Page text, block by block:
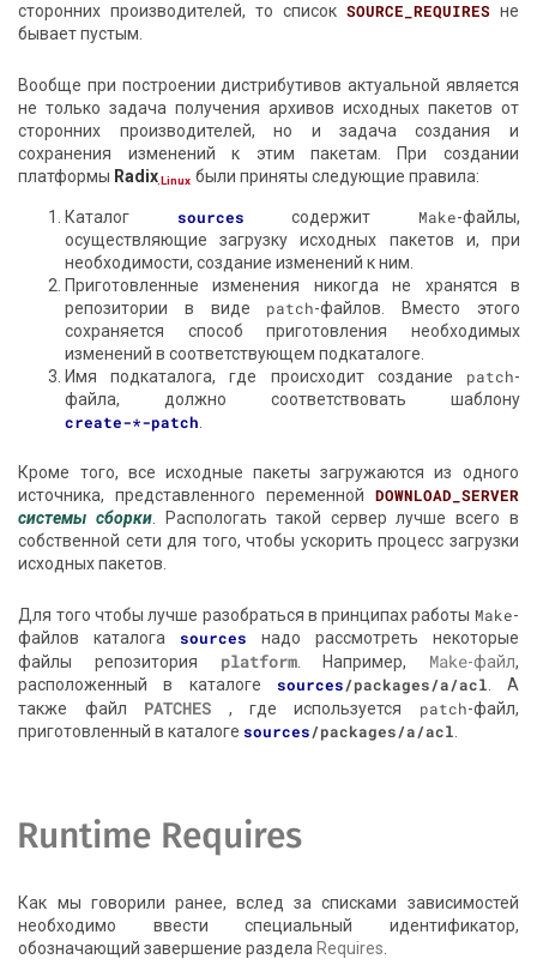
сторонних производителей, то список SOURCE_REQUIRESне
бывает пустым.
Вообще при построении дистрибутивов актуальной является
не только задача получения архивов исходных пакетов от
сторонних производителей, но и задача создания и
сохранения изменений к этим пакетам. При создании
платформы Radix.Linux были приняты следующие правила:
Каталог sources содержит Make-файлы,
осуществляющие загрузку исходных пакетов и, при
необходимости, создание изменений к ним.
Приготовленные изменения никогда не хранятся в
репозитории в виде patch-файлов. Вместо этого
сохраняется способ приготовления необходимых
изменений в соответствующем подкаталоге.
Имя подкаталога, где происходит создание patch-
файла, должно соответствовать шаблону
create-*-patch.
Кроме того, все исходные пакеты загружаются из одного
источника, представленного переменной DOWNLOAD_SERVER
системы сборки . Распологать такой сервер лучше всего в
собственной сети для того, чтобы ускорить процесс загрузки
исходных пакетов.
Для того чтобы лучше разобраться в принципах работы Make-
файлов каталогаsources надо рассмотреть некоторые
файлы репозитория platform. Например, Make-файл,
расположенный в каталоге sources/packages/a/acl . А
также файл PATCHES , где используется patch-файл,
приготовленный в каталогеsources/packages/a/acl
Runtime Requires
Как мы говорили ранее, вслед за списками зависимостей
необходимо ввести специальный идентификатор,
обозначающий завершение раздела Requires